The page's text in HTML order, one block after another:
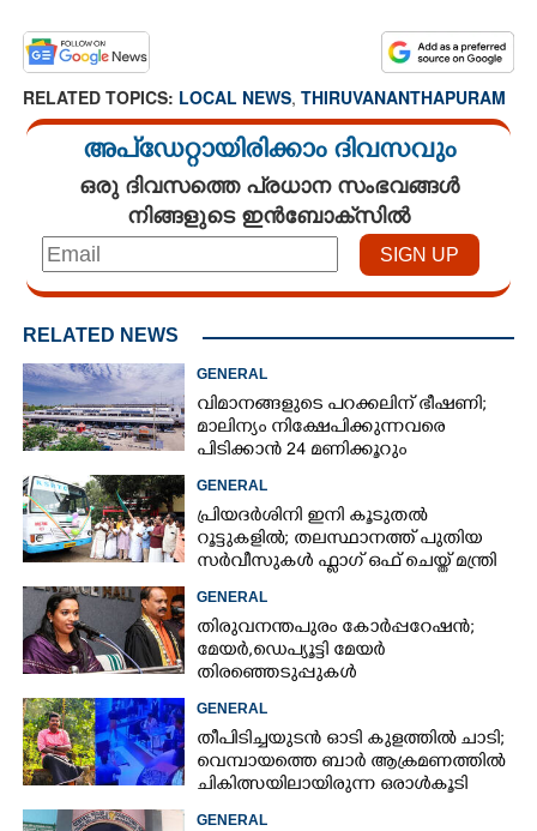
RELATED TOPICS: LOCAL NEWS, THIRUVANANTHAPURAM
അപ്ഡേറ്റായിരിക്കാം ദിവസവും
ഒരു ദിവസത്തെ പ്രധാന സംഭവങ്ങൾ
നിങ്ങളുടെ ഇൻബോക്സിൽ
RELATED NEWS
GENERAL
വിമാനങ്ങളുടെ പറക്കലിന് ഭീഷണി;​
മാലിന്യം നിക്ഷേപിക്കുന്നവരെ
പിടിക്കാൻ 24 മണിക്കൂറും
പ്രവർത്തിക്കുന്ന സ്‌ക്വാഡ്
GENERAL
പ്രിയദർശിനി ഇനി കൂടുതൽ
റൂട്ടുകളിൽ; തലസ്ഥാനത്ത് പുതിയ
സർവീസുകൾ ഫ്ലാഗ് ഒഫ് ചെയ്ത് മന്ത്രി
കെ മുരളീധരൻ
GENERAL
തിരുവനന്തപുരം കോർപ്പറേഷൻ;
മേയർ, ഡെപ്യൂട്ടി മേയർ
തിരഞ്ഞെടുപ്പുകൾ
റദ്ദാക്കണമെന്നാവശ്യപ്പെട്ട് സിപിഎം
GENERAL
തീപിടിച്ചയുടൻ ഓടി കുളത്തിൽ ചാടി;
വെമ്പായത്തെ ബാർ ആക്രമണത്തിൽ
ചികിത്സയിലായിരുന്ന ഒരാൾകൂടി
മരിച്ചു
GENERAL